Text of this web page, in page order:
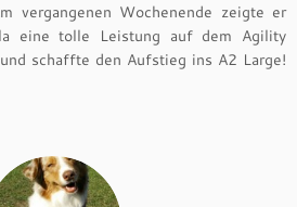
vergangenen Wochenende zeigte er
eine tolle Leistung auf dem Agility
schaffte den Aufstieg ins A2 Large!